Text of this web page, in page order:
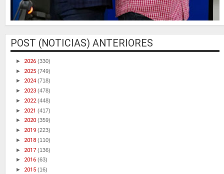
POST (NOTICIAS) ANTERIORES
► 2026 (330)
► 2025 (749)
► 2024 (718)
► 2023 (478)
► 2022(448)
► 2021 (417)
► 2020 (359)
► 2019 (223)
► 2018 (110)
► 2017 (136)
► 2016 (63)
► 2015 (16)